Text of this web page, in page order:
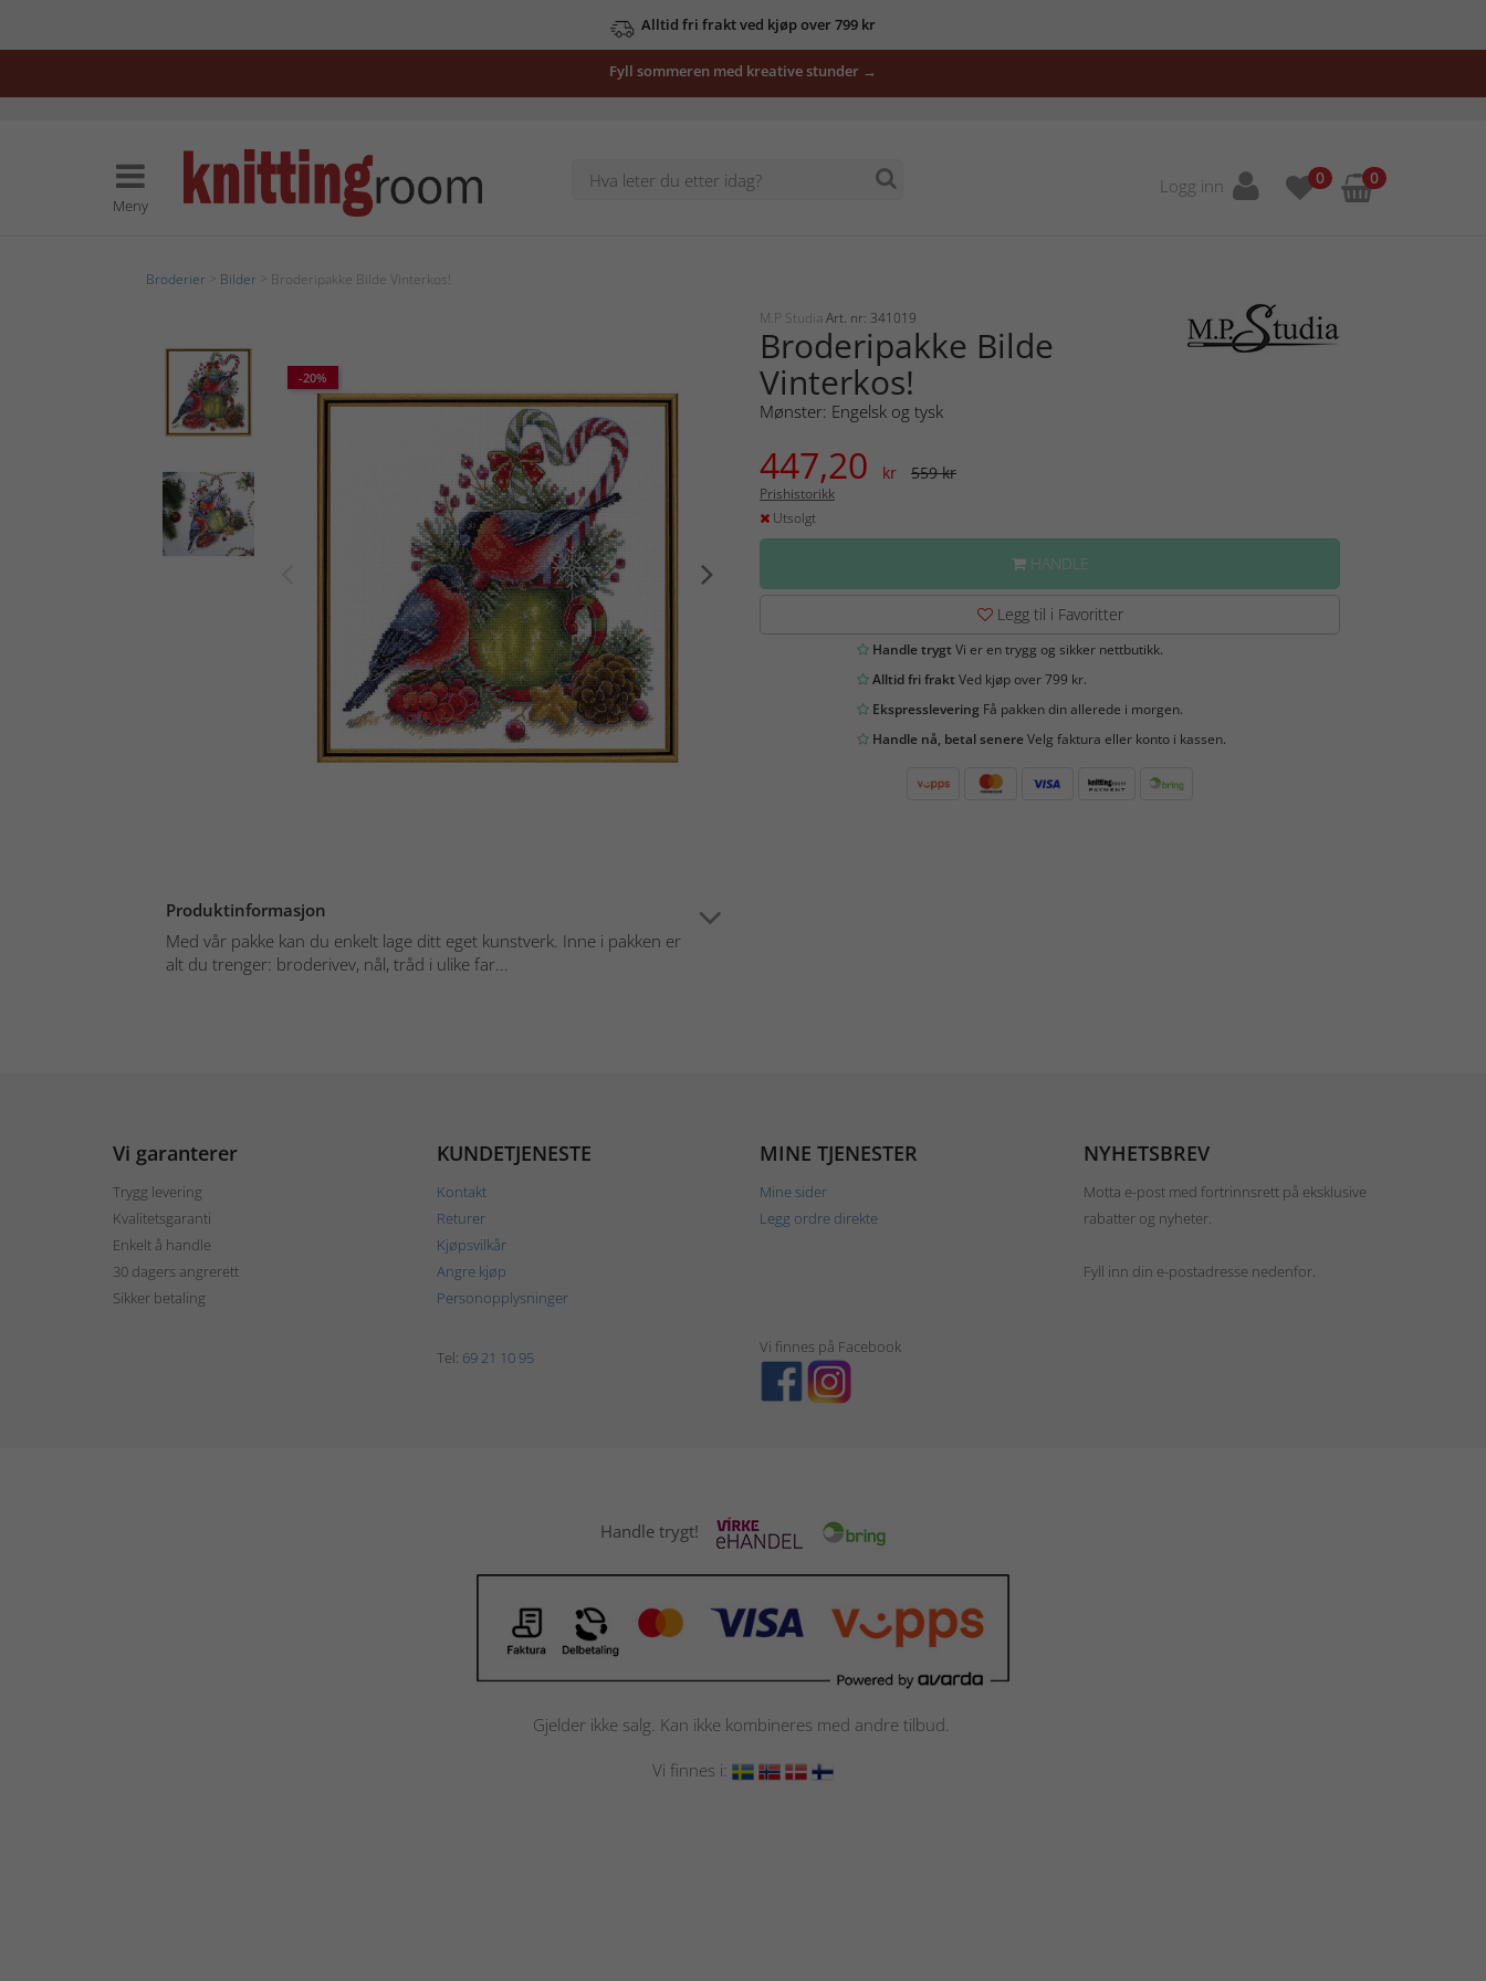
Alltid fri frakt ved kjøp over 799 kr
Fyll sommeren med kreative stunder →
Meny
Logg inn 0 0
Broderier Bilder > Broderipakke Bilde Vinterkos!
-20%
Produktinformasjon
Med vår pakke kan du enkelt lage ditt eget kunstverk. Inne i pakken er
alt du trenger: broderivev, nål, tråd i ulike far...
M.P Studia Art. nr: 341019
Broderipakke Bilde
Vinterkos!
Mønster: Engelsk og tysk
447,20 kr 559 kr
Prishistorikk
Utsolgt
HANDLE
Legg til i Favoritter
Handle trygtVi er en trygg og sikker nettbutikk.
Alltid fri fraktVed kjøp over 799 kr.
EkspressleveringFå pakken din allerede i morgen.
Handle nå, betal senereVelg faktura eller konto i kassen.
Vi garanterer
Trygg levering
Kvalitetsgaranti
Enkelt å handle
30 dagers angrerett
Sikker betaling
KUNDETJENESTE
Kontakt
Returer
Kjøpsvilkår
Angre kjøp
Personopplysninger
MINE TJENESTER
Mine sider
Legg ordre direkte
NYHETSBREV
Motta e-post med fortrinnsrett på eksklusive
rabatter og nyheter.
Fyll inn din e-postadresse nedenfor.
Tel: 69 21 10 95
Vi finnes på Facebook
Handle trygt!
Gjelder ikke salg. Kan ikke kombineres med andre tilbud.
Vi finnes i: